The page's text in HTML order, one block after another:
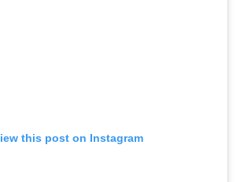
this post on Instagram